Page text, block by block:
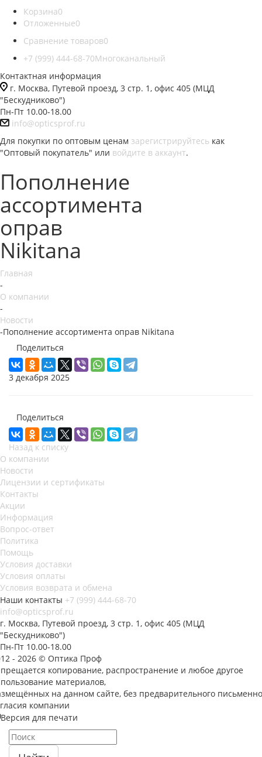
Корзина0
Отложенные0
Сравнение товаров0
+7 (999) 444-68-70Многоканальный
Контактная информация
г. Москва, Путевой проезд, 3 стр. 1, офис 405 (МЦД
"Бескудниково")
Пн-Пт 10.00-18.00
info@opticsprof.ru
Для покупки по оптовым ценам зарегистрируйтесь как
"Оптовый покупатель" или войдите в аккаунт.
Пополнение
ассортимента
оправ
Nikitana
Главная
-
О компании
-
Новости
-Пополнение ассортимента оправ Nikitana
Поделиться
3 декабря 2025
Поделиться
Назад к списку
О компании
Новости
Лицензии и сертификаты
Контакты
Акции
Информация
Вопрос-ответ
Политика
Помощь
Условия доставки
Условия оплаты
Условия возврата и обмена
Наши контакты +7 (999) 444-68-70
info@opticsprof.ru
г. Москва, Путевой проезд, 3 стр. 1, офис 405 (МЦД
"Бескудниково")
Пн-Пт 10.00-18.00
- 2026 © Оптика Проф
копирование, распространение и любое другое
материалов,
на данном сайте, без предварительного
компании
Версия для печати